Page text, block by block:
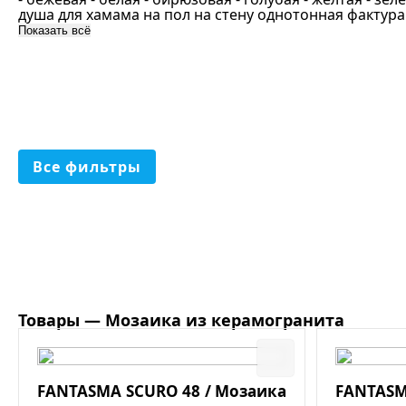
душа для хамама на пол на стенуоднотонная
Показать всё
Все фильтры
Товары — Мозаика из керамогранита
FANTASMA SCURO 48 / Мозаика